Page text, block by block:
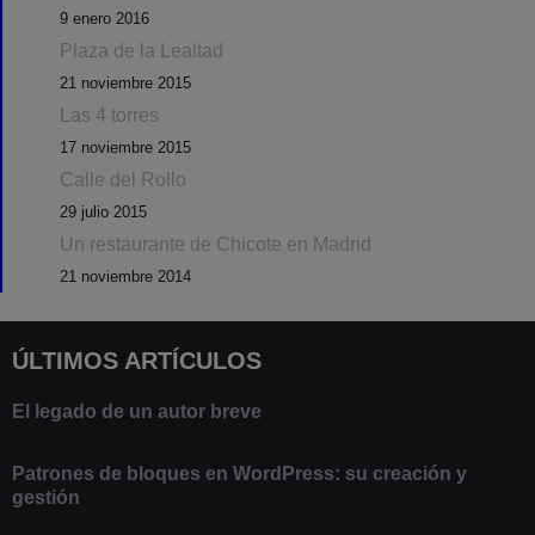
9 enero 2016
Plaza de la Lealtad
21 noviembre 2015
Las 4 torres
17 noviembre 2015
Calle del Rollo
29 julio 2015
Un restaurante de Chicote en Madrid
21 noviembre 2014
ÚLTIMOS ARTÍCULOS
El legado de un autor breve
Patrones de bloques en WordPress: su creación y
gestión